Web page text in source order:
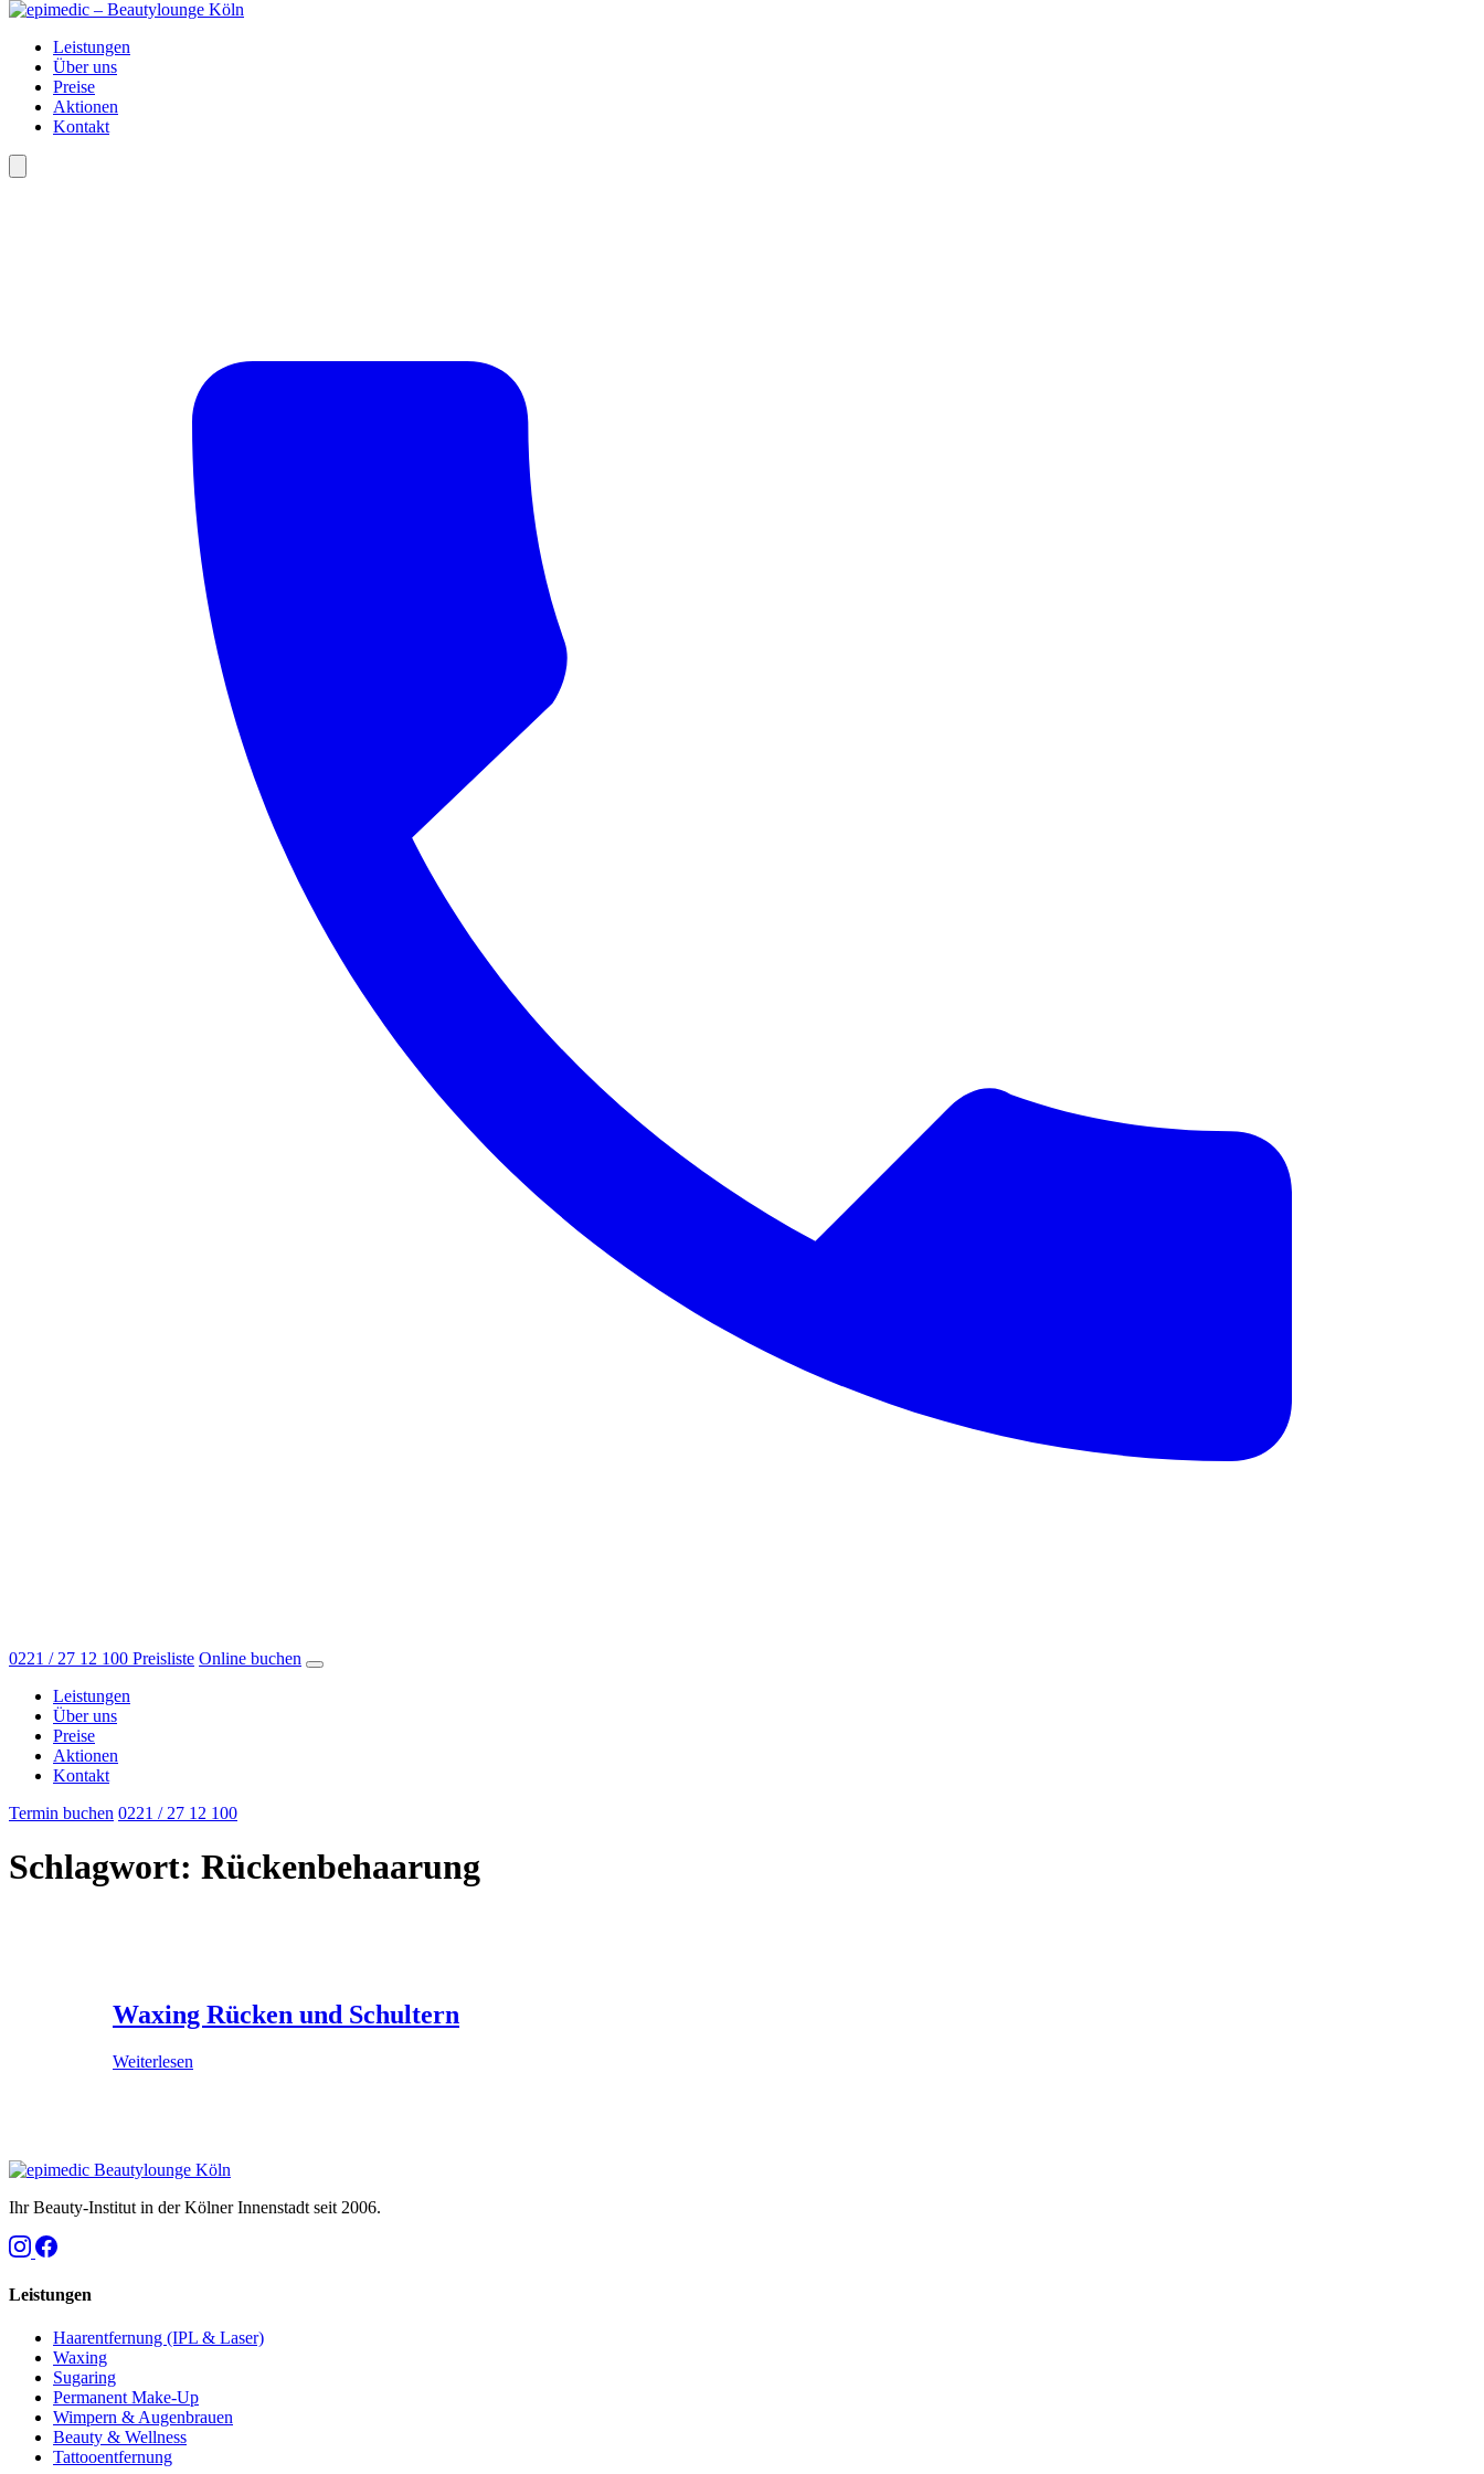
Leistungen
Über uns
Preise
Aktionen
Kontakt
0221 / 27 12 100 Preisliste Online buchen
Leistungen
Über uns
Preise
Aktionen
Kontakt
Termin buchen 0221 / 27 12 100
Schlagwort: Rückenbehaarung
Waxing Rücken und Schultern
Weiterlesen
Ihr Beauty-Institut in der Kölner Innenstadt seit 2006.
Leistungen
Haarentfernung (IPL & Laser)
Waxing
Sugaring
Permanent Make-Up
Wimpern & Augenbrauen
Beauty & Wellness
Tattooentfernung